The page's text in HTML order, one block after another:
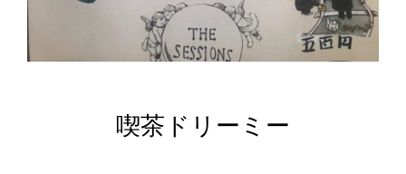
喫茶ドリーミー